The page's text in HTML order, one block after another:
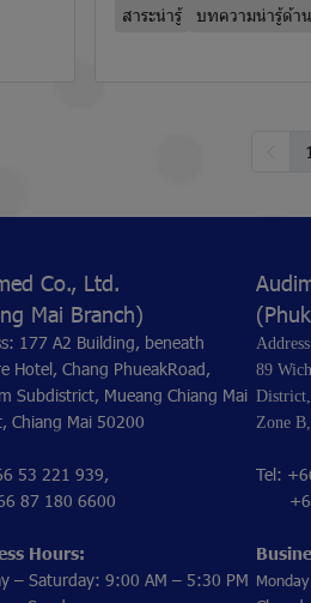
สาระน่ารู้ บทความน่ารู้ด้า
1
Co., Ltd.
Mai Branch)
177 A2 Building, beneath
Hotel, Chang PhueakRoad,
Subdistrict, Mueang Chiang Mai
Chiang Mai 50200
53 221 939,
180 6600
Hours:
– Saturday: 9:00 AM – 5:30 PM
89
Zone
Tel:
+66